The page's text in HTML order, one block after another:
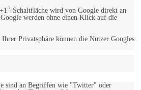
Schaltfläche wird von Google direkt an
werden ohne einen Klick auf die
Privatsphäre können die Nutzer Googles
sind an Begriffen wie "Twitter" oder